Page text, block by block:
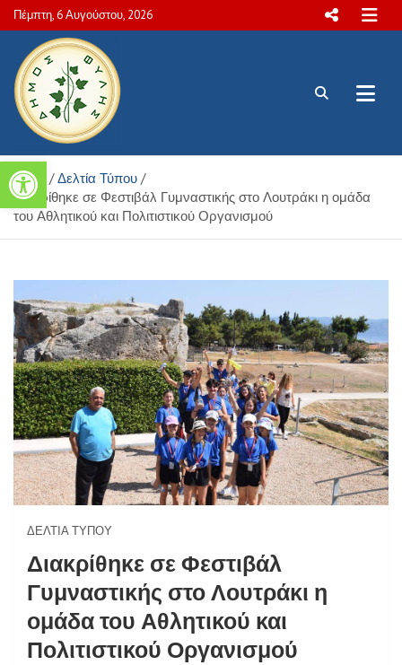
Ανοίξτε τη γραμμή εργαλείων
Skip
to
content
Πέμπτη, 6 Αυγούστου, 2026
Πολιτιστικές και Aθλητικές
δραστηριότητες Δήμου Φυλής
Home
Δελτία Τύπου
Διακρίθηκε σε Φεστιβάλ Γυμναστικής στο Λουτράκι η ομάδα
του Αθλητικού και Πολιτιστικού Οργανισμού
ΔΕΛΤΊΑ ΤΎΠΟΥ
Διακρίθηκε σε Φεστιβάλ
Γυμναστικής στο Λουτράκι η
ομάδα του Αθλητικού και
Πολιτιστικού Οργανισμού